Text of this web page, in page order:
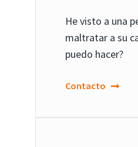
He visto a una
maltratar a su
puedo hacer?
Contacto